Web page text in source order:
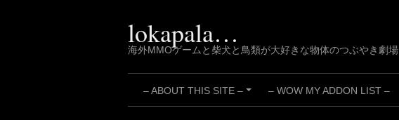
lokapala…
海外MMOゲームと柴犬と鳥類が大好きな物体のつぶやき劇場
+
– ABOUT THIS SITE – – WOW MY ADDON LIST –